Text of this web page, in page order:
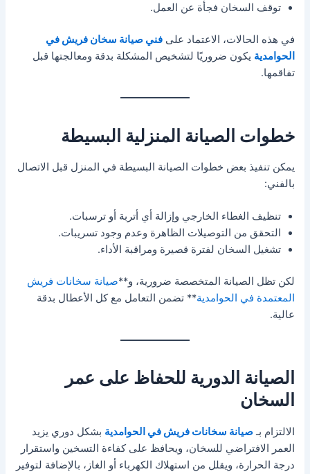
توقف السخان فجأة عن العمل.
في هذه الحالات، الاعتماد علىفني صيانة سخان فريش في
الحوامدية يكون ضروريًا لتشخيص المشكلة بدقة ومعالجتها قبل
تفاقمها.
خطوات الصيانة المنزلية البسيطة
يمكن تنفيذ بعض خطوات الصيانة البسيطة في المنزل قبل الاتصال
بالفني:
تنظيف الغطاء الخارجي وإزالة أي أتربة أو ترسبات.
التحقق من التوصيلات الظاهرة وعدم وجود تسريبات.
تشغيل السخان لفترة قصيرة ومراقبة الأداء.
لكن تظل الصيانة المتخصصة ضرورية، و**صيانة سخانات فريش
المعتمدة في الحوامدية** تضمن التعامل مع كل الأعطال بدقة
عالية.
الصيانة الدورية للحفاظ على عمر
السخان
الالتزام بـصيانة سخانات فريش في الحوامدية بشكل دوري يزيد
العمر الافتراضي للسخان، ويحافظ على كفاءة التسخين واستقرار
درجة الحرارة، ويقلل من استهلاك الكهرباء أو الغاز، بالإضافة لتوفير